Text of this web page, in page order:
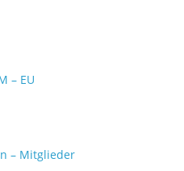
– EU
– Mitglieder